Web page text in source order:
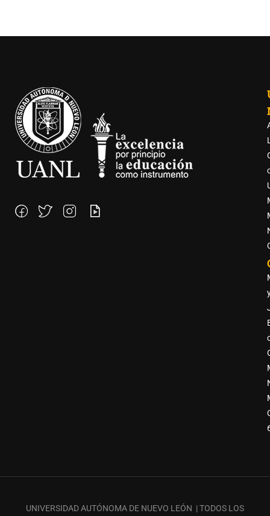
UNIVERSIDAD AUTÓNOMA DE NUEVO LEÓN | TODOS LOS